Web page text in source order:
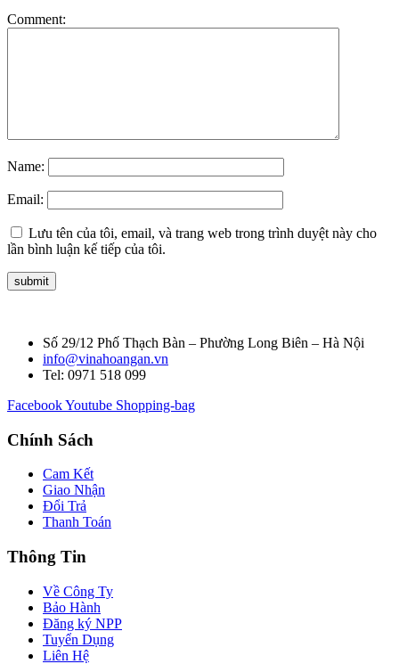
Comment:
Name:
Email:
Lưu tên của tôi, email, và trang web trong trình duyệt này cho
lần bình luận kế tiếp của tôi.
Số 29/12 Phố Thạch Bàn – Phường Long Biên – Hà Nội
info@vinahoangan.vn
Tel: 0971 518 099
FacebookYoutube Shopping-bag
Chính Sách
Cam Kết
Giao Nhận
Đổi Trả
Thanh Toán
Thông Tin
Về Công Ty
Bảo Hành
Đăng ký NPP
Tuyển Dụng
Liên Hệ